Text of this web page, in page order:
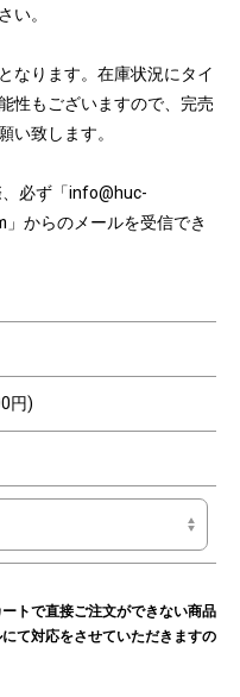
い。
なります。在庫状況にタイ
性もございますので、完売
い致します。
必ず「info@huc-
からのメールを受信でき
円)
トで直接ご注文ができない商品
て対応をさせていただきますの